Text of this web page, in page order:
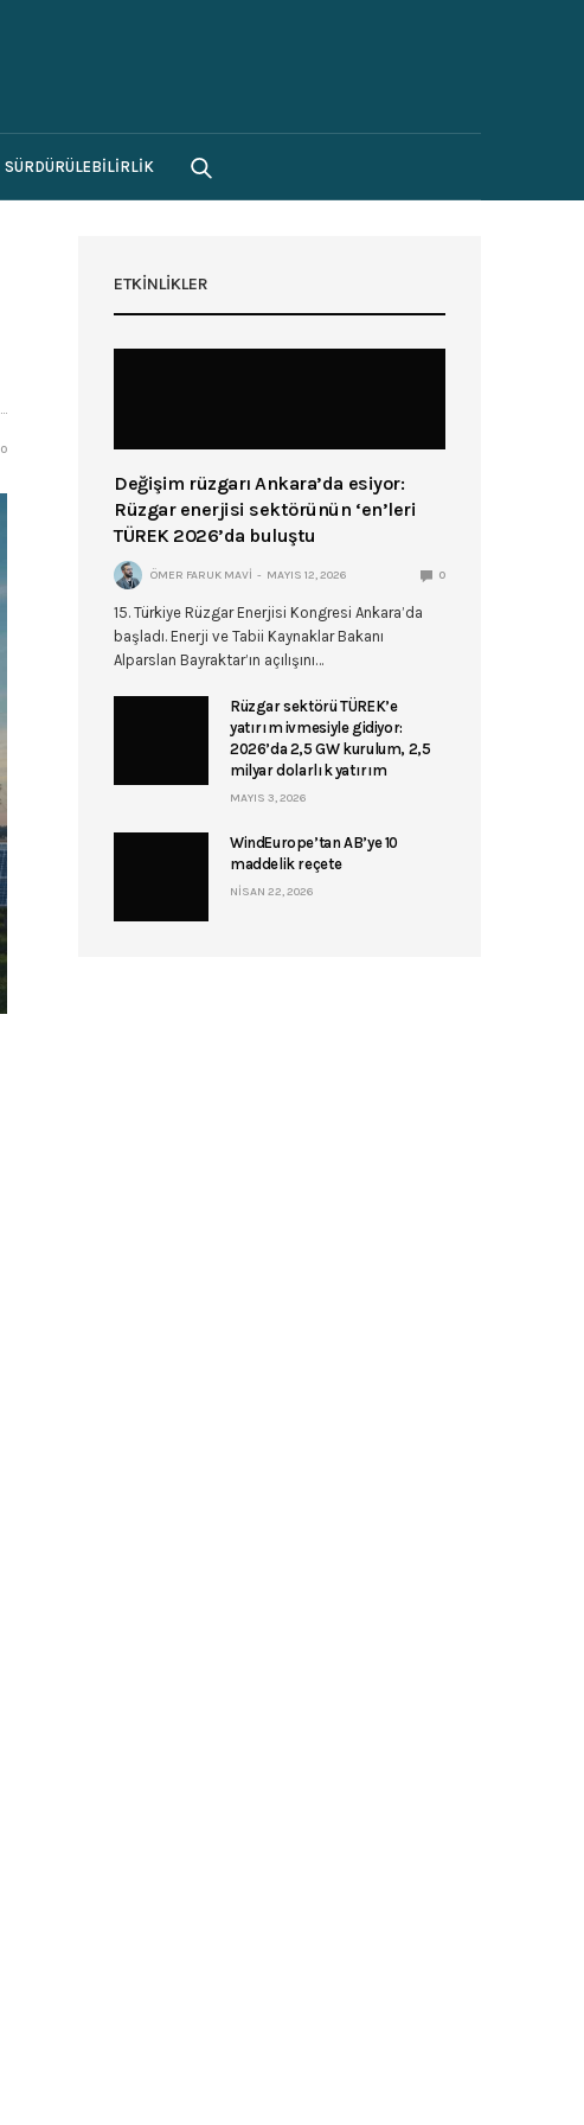
SÜRDÜRÜLEBILIRLIK
0
ETKINLIKLER
Değişim rüzgarı Ankara’da esiyor:
Rüzgar enerjisi sektörünün ‘en’leri
TÜREK 2026’da buluştu
ÖMER FARUK MAVI MAYIS 12, 2026 0
15. Türkiye Rüzgar Enerjisi Kongresi Ankara’da
başladı. Enerji ve Tabii Kaynaklar Bakanı
Alparslan Bayraktar’ın açılışını…
Rüzgar sektörü TÜREK’e
yatırım ivmesiyle gidiyor:
2026’da 2,5 GW kurulum, 2,5
milyar dolarlık yatırım
MAYIS 3, 2026
WindEurope’tan AB’ye 10
maddelik reçete
NISAN 22, 2026